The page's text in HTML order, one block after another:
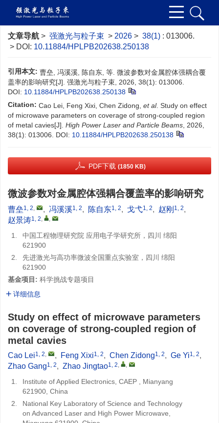
文章导航 > 强激光与粒子束 > 2026 > 38(1) : 013006.
> DOI: 10.11884/HPLPB202638.250138
引用本文: 曹垒, 冯溪溪, 陈自东, 等. 微波参数对金属腔体强耦合覆
盖率的影响研究[J]. 强激光与粒子束, 2026, 38(1): 013006.
DOI: 10.11884/HPLPB202638.250138
Citation: Cao Lei, Feng Xixi, Chen Zidong, et al. Study on effect
of microwave parameters on coverage of strong-coupled region
of metal cavies[J]. High Power Laser and Particle Beams , 2026,
38(1): 013006. DOI: 10.11884/HPLPB202638.250138
PDF下载 (1850 KB)
微波参数对金属腔体强耦合覆盖率的影响研究
曹垒1, 2, , 冯溪溪1, 2, 陈自东1, 2, 戈弋1, 2, 赵刚 1, 2,
赵景涛1, 2, ,
1.
中国工程物理研究院 应用电子学研究所，四川 绵阳
621900
2.
先进激光与高功率微波全国重点实验室，四川 绵阳
621900
基金项目: 科学挑战专题项目
详细信息
Study on effect of microwave parameters
on coverage of strong-coupled region of
metal cavies
Cao Lei1, 2, , Feng Xixi1, 2, Chen Zidong1, 2, Ge Yi1, 2,
Zhao Gang1, 2, Zhao Jingtao1, 2, ,
1.
Institute of Applied Electronics, CAEP , Mianyang
621900, China
2.
National Key Laboratory of Science and Technology
on Advanced Laser and High Power Microwave,